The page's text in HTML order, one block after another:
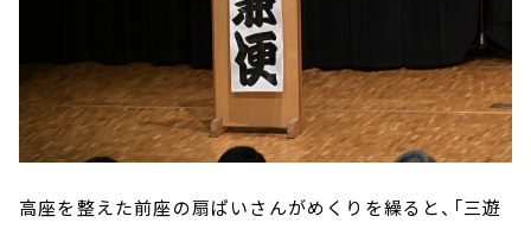
高座を整えた前座の扇ぱいさんがめくりを繰ると、「三遊